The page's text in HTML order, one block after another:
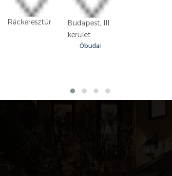
Ráckeresztúr
Budapest, III.
kerület
Óbudai